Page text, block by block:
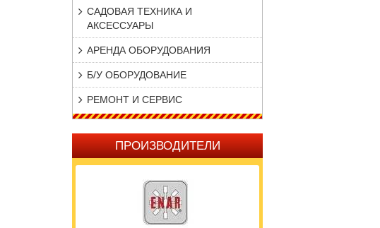
САДОВАЯ ТЕХНИКА И
АКСЕССУАРЫ
АРЕНДА ОБОРУДОВАНИЯ
Б/У ОБОРУДОВАНИЕ
РЕМОНТ И СЕРВИС
ПРОИЗВОДИТЕЛИ